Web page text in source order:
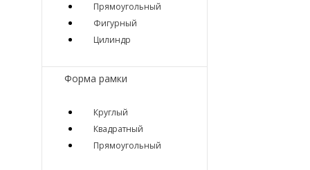
Прямоугольный
Фигурный
Цилиндр
Форма рамки
Круглый
Квадратный
Прямоугольный